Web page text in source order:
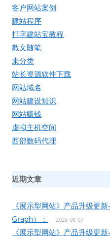
客户网站案例
建站程序
打字建站宝教程
散文随笔
未分类
站长资源软件下载
网站域名
网站建设知识
网站赚钱
虚拟主机空间
西部数码代理
近期文章
《展示型网站》产品升级更
Graph）：
2026-08-07
《展示型网站》产品升级更